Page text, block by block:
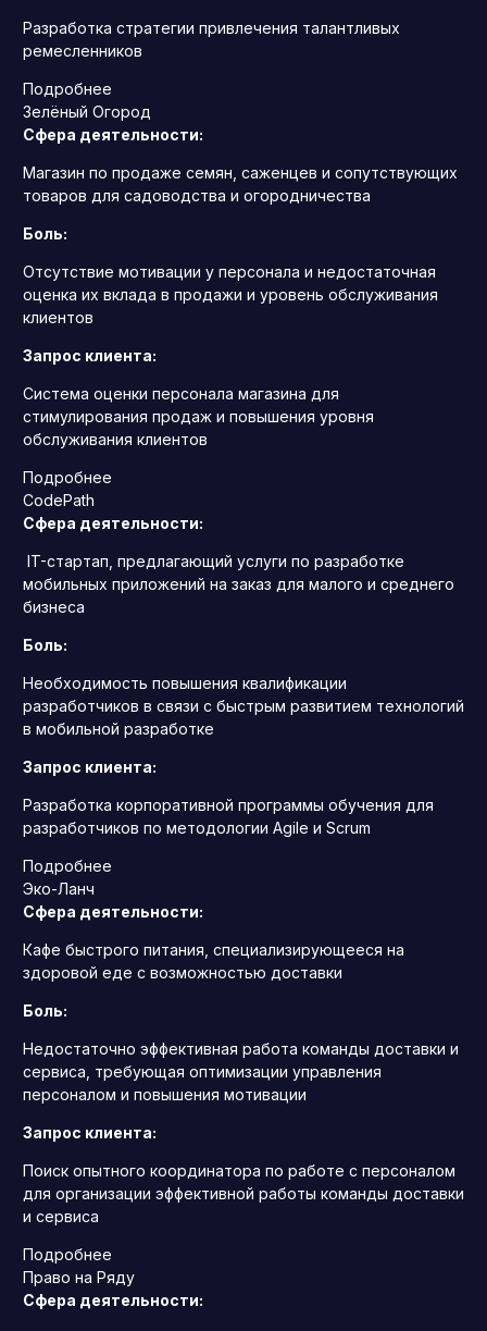
Разработка стратегии привлечения талантливых
ремесленников
Подробнее
Зелёный Огород
Сфера деятельности:
Магазин по продаже семян, саженцев и сопутствующих
товаров для садоводства и огородничества
Боль:
Отсутствие мотивации у персонала и недостаточная
оценка их вклада в продажи и уровень обслуживания
клиентов
Запрос клиента:
Система оценки персонала магазина для
стимулирования продаж и повышения уровня
обслуживания клиентов
Подробнее
CodePath
Сфера деятельности:
IT-стартап, предлагающий услуги по разработке
мобильных приложений на заказ для малого и среднего
бизнеса
Боль:
Необходимость повышения квалификации
разработчиков в связи с быстрым развитием технологий
в мобильной разработке
Запрос клиента:
Разработка корпоративной программы обучения для
разработчиков по методологии Agile и Scrum
Подробнее
Эко-Ланч
Сфера деятельности:
Кафе быстрого питания, специализирующееся на
здоровой еде с возможностью доставки
Боль:
Недостаточно эффективная работа команды доставки и
сервиса, требующая оптимизации управления
персоналом и повышения мотивации
Запрос клиента:
Поиск опытного координатора по работе с персоналом
для организации эффективной работы команды доставки
и сервиса
Подробнее
Право на Ряду
Сфера деятельности: